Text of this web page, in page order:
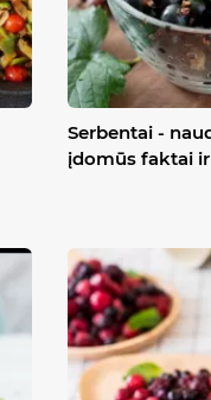
Serbentai -
įdomūs faktai